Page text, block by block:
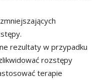
rezultaty w przypadku
rozstępy
terapie